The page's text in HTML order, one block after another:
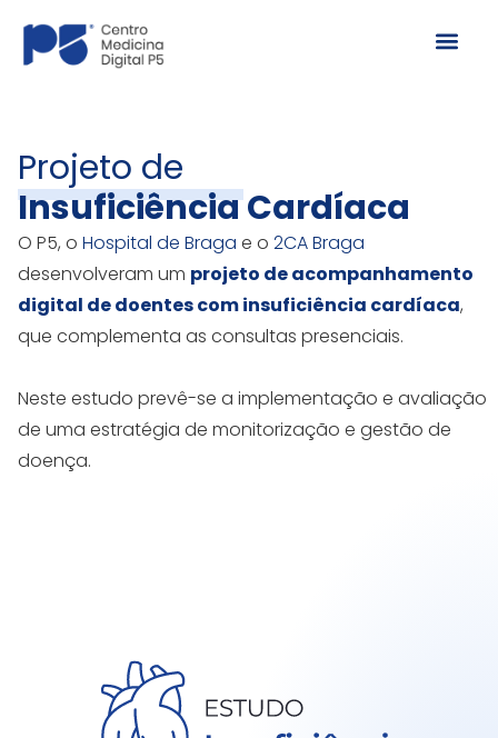
Skip
Projeto de
Insuficiência Cardíaca
O P5, o Hospital de Braga e o 2CA Braga
desenvolveram um projeto de acompanhamento
digital de doentes cominsuficiência cardíaca,
que complementa as consultas presenciais.
Neste estudo prevê-se a implementação e avaliação
de uma estratégia de monitorização e gestão de
doença.